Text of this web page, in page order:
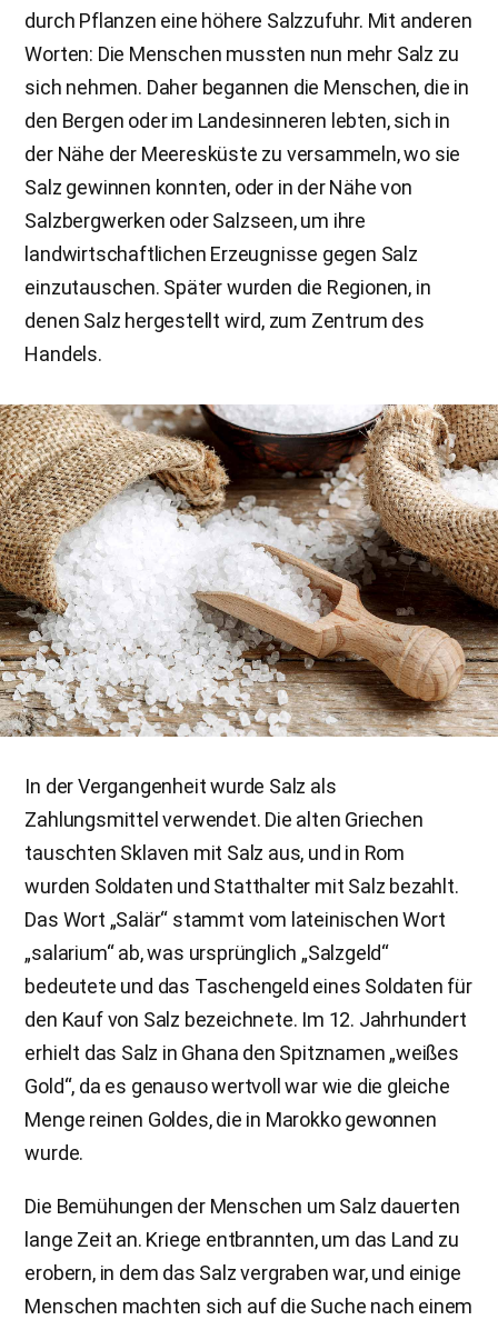
durch Pflanzen eine höhere Salzzufuhr. Mit anderen
Worten: Die Menschen mussten nun mehr Salz zu
sich nehmen. Daher begannen die Menschen, die in
den Bergen oder im Landesinneren lebten, sich in
der Nähe der Meeresküste zu versammeln, wo sie
Salz gewinnen konnten, oder in der Nähe von
Salzbergwerken oder Salzseen, um ihre
landwirtschaftlichen Erzeugnisse gegen Salz
einzutauschen. Später wurden die Regionen, in
denen Salz hergestellt wird, zum Zentrum des
Handels.
In der Vergangenheit wurde Salz als
Zahlungsmittel verwendet. Die alten Griechen
tauschten Sklaven mit Salz aus, und in Rom
wurden Soldaten und Statthalter mit Salz bezahlt.
Das Wort „Salär“ stammt vom lateinischen Wort
„salarium“ ab, was ursprünglich „Salzgeld“
bedeutete und das Taschengeld eines Soldaten für
den Kauf von Salz bezeichnete. Im 12. Jahrhundert
erhielt das Salz in Ghana den Spitznamen „weißes
Gold“, da es genauso wertvoll war wie die gleiche
Menge reinen Goldes, die in Marokko gewonnen
wurde.
Die Bemühungen der Menschen um Salz dauerten
lange Zeit an. Kriege entbrannten, um das Land zu
erobern, in dem das Salz vergraben war, und einige
Menschen machten sich auf die Suche nach einem